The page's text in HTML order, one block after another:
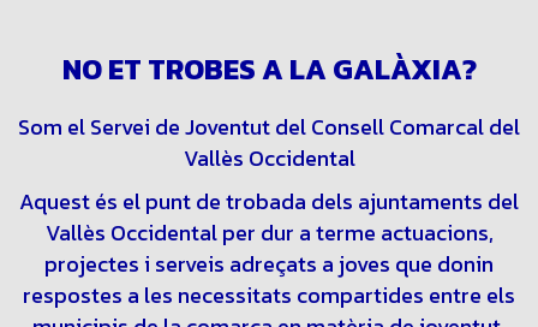
Som el Servei de Joventut del Consell Comarcal del
Vallès Occidental
Aquest és el punt de trobada dels ajuntaments del
Vallès Occidental per dur a terme actuacions,
projectes i serveis adreçats a joves que donin